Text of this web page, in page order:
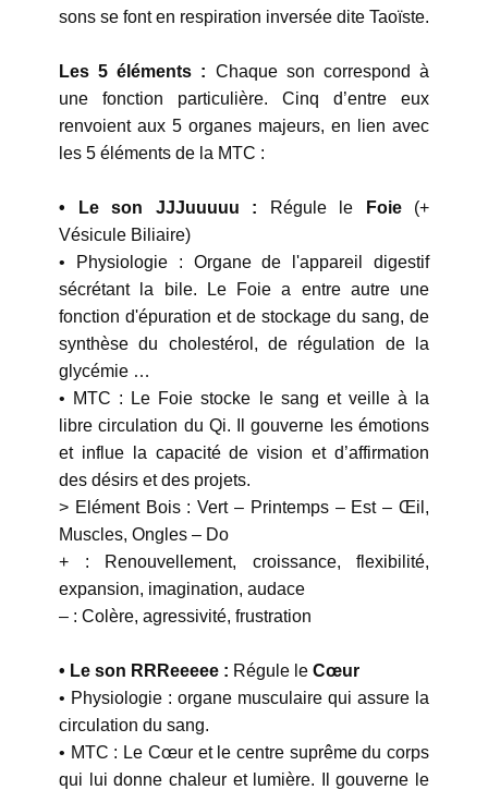
sons se font en respiration inversée dite Taoïste.
Les 5 éléments : Chaque son correspond à
une fonction particulière. Cinq d’entre eux
renvoient aux 5 organes majeurs, en lien avec
les 5 éléments de la MTC :
• Le son JJJuuuuu : Régule le Foie(+
Vésicule Biliaire)
• Physiologie : Organe de l'appareil digestif
sécrétant la bile. Le Foie a entre autre une
fonction d'épuration et de stockage du sang, de
synthèse du cholestérol, de régulation de la
glycémie …
• MTC : Le Foie stocke le sang et veille à la
libre circulation du Qi. Il gouverne les émotions
et influe la capacité de vision et d’affirmation
des désirs et des projets.
> Elément Bois : Vert – Printemps – Est – Œil,
Muscles, Ongles – Do
+ : Renouvellement, croissance, flexibilité,
expansion, imagination, audace
– : Colère, agressivité, frustration
• Le son RRReeeee : Régule le Cœur
• Physiologie : organe musculaire qui assure la
circulation du sang.
• MTC : Le Cœur et le centre suprême du corps
qui lui donne chaleur et lumière. Il gouverne le